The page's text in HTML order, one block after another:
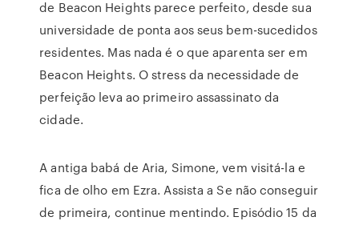
de Beacon Heights parece perfeito, desde sua
universidade de ponta aos seus bem-sucedidos
residentes. Mas nada é o que aparenta ser em
Beacon Heights. O stress da necessidade de
perfeição leva ao primeiro assassinato da
cidade.
A antiga babá de Aria, Simone, vem visitá-la e
fica de olho em Ezra. Assista a Se não conseguir
de primeira, continue mentindo. Episódio 15 da